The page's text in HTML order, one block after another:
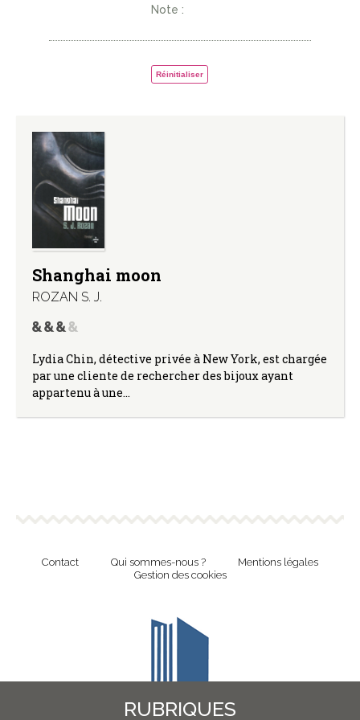
Note :
Réinitialiser
Shanghai moon
ROZAN S. J.
Lydia Chin, détective privée à New York, est chargée
par une cliente de rechercher des bijoux ayant
appartenu à une…
RUBRIQUES
Contact Qui sommes-nous ?
Mentions légales
Gestion des cookies
Revue en ligne de l'Union Nationale Culture et Bibliothèques Pour Tous